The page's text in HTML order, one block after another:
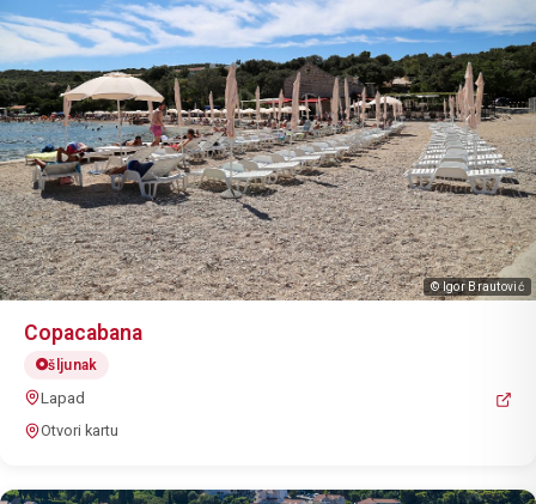
© Igor Brautović
Copacabana
šljunak
Lapad
Otvori kartu